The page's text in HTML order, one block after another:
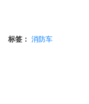
标签： 消防车